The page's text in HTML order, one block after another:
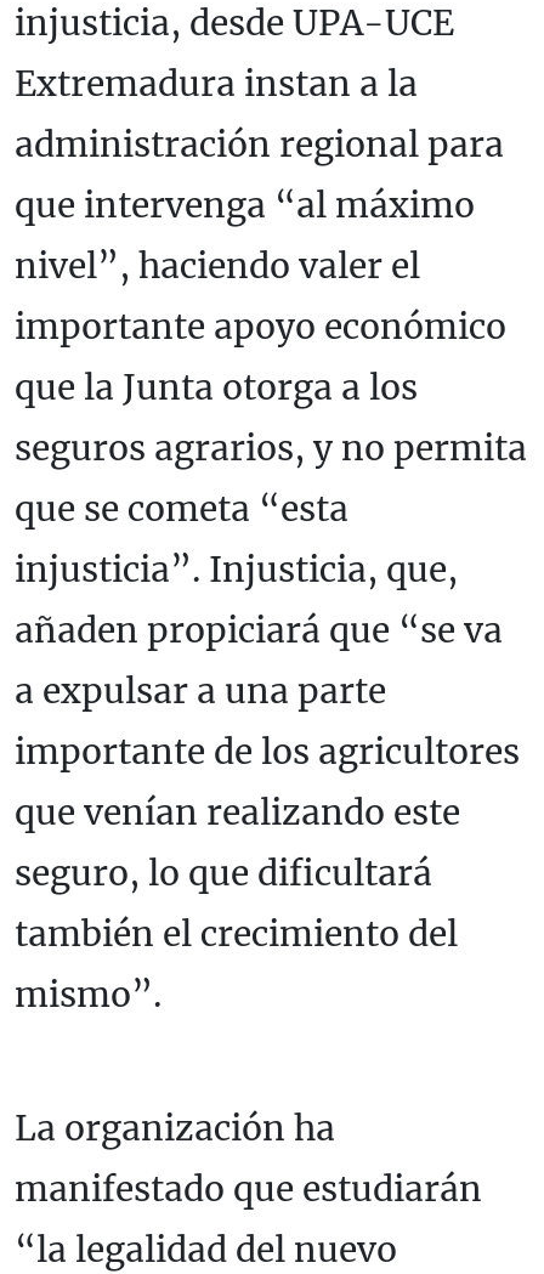
injusticia, desde UPA-UCE
Extremadura instan a la
administración regional para
que intervenga “al máximo
nivel”, haciendo valer el
importante apoyo económico
que la Junta otorga a los
seguros agrarios, y no permita
que se cometa “esta
injusticia”. Injusticia, que,
añaden propiciará que “se va
a expulsar a una parte
importante de los agricultores
que venían realizando este
seguro, lo que dificultará
también el crecimiento del
mismo”.
La organización ha
manifestado que estudiarán
“la legalidad del nuevo